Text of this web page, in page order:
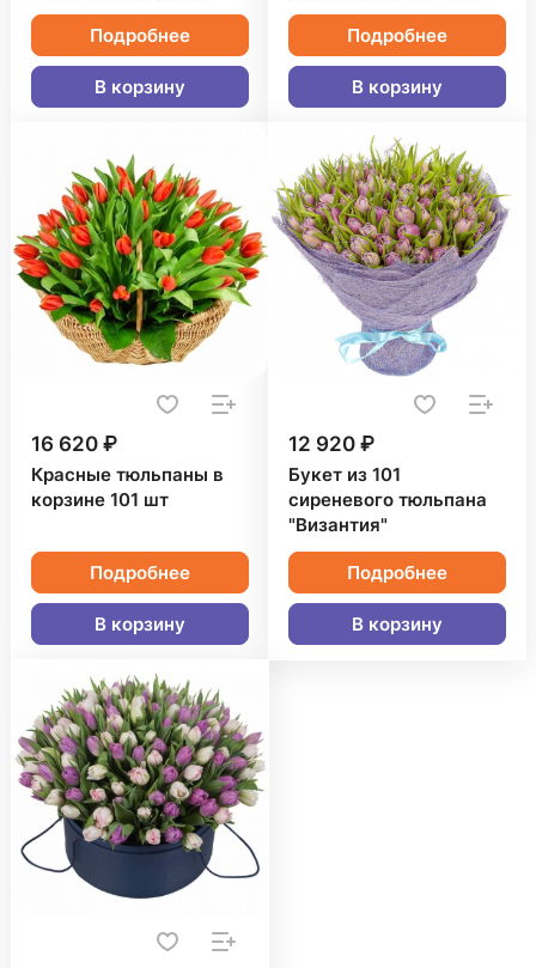
Подробнее
В корзину
Подробнее
В корзину
16 620 ₽
Красные тюльпаны в
корзине 101 шт
Подробнее
В корзину
12 920 ₽
Букет из 101
сиреневого тюльпана
"Византия"
Подробнее
В корзину